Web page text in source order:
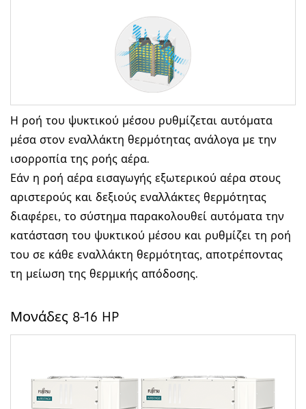
Η ροή του ψυκτικού μέσου ρυθμίζεται αυτόματα
μέσα στον εναλλάκτη θερμότητας ανάλογα με την
ισορροπία της ροής αέρα.
Εάν η ροή αέρα εισαγωγής εξωτερικού αέρα στους
αριστερούς και δεξιούς εναλλάκτες θερμότητας
διαφέρει, το σύστημα παρακολουθεί αυτόματα την
κατάσταση του ψυκτικού μέσου και ρυθμίζει τη ροή
του σε κάθε εναλλάκτη θερμότητας, αποτρέποντας
τη μείωση της θερμικής απόδοσης.
Μονάδες 8-16 HP